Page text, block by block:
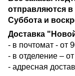
отправляются в
Суббота и
Доставка
- в почтомат - от
- в отделение –
- адресная